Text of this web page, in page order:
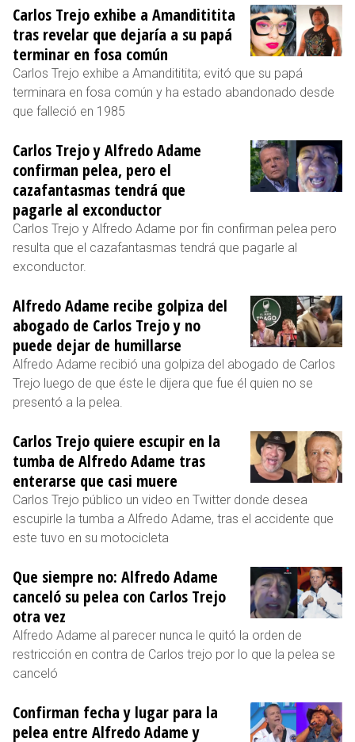
Carlos Trejo exhibe a Amandititita
tras revelar que dejaría a su papá
terminar en fosa común
Carlos Trejo exhibe a Amandititita; evitó que su papá
terminara en fosa común y ha estado abandonado desde
que falleció en 1985
Carlos Trejo y Alfredo Adame
confirman pelea, pero el
cazafantasmas tendrá que
pagarle al exconductor
Carlos Trejo y Alfredo Adame por fin confirman pelea pero
resulta que el cazafantasmas tendrá que pagarle al
exconductor.
Alfredo Adame recibe golpiza del
abogado de Carlos Trejo y no
puede dejar de humillarse
Alfredo Adame recibió una golpiza del abogado de Carlos
Trejo luego de que éste le dijera que fue él quien no se
presentó a la pelea.
Carlos Trejo quiere escupir en la
tumba de Alfredo Adame tras
enterarse que casi muere
Carlos Trejo público un video en Twitter donde desea
escupirle la tumba a Alfredo Adame, tras el accidente que
este tuvo en su motocicleta
Que siempre no: Alfredo Adame
canceló su pelea con Carlos Trejo
otra vez
Alfredo Adame al parecer nunca le quitó la orden de
restricción en contra de Carlos trejo por lo que la pelea se
canceló
Confirman fecha y lugar para la
pelea entre Alfredo Adame y